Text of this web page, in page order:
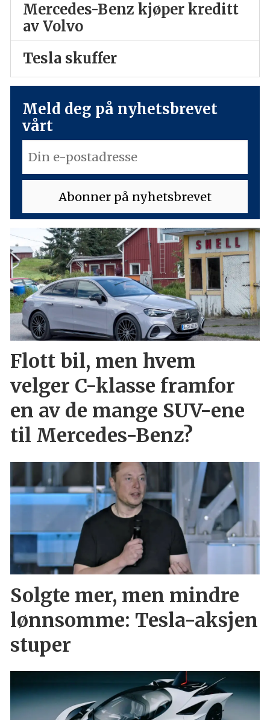
Mercedes-Benz kjøper kreditt
av Volvo
Tesla skuffer
Meld deg på nyhetsbrevet
vårt
Flott bil, men hvem
velger C-klasse framfor
en av de mange SUV-ene
til Mercedes-Benz?
Solgte mer, men mindre
lønnsomme: Tesla-aksjen
stuper